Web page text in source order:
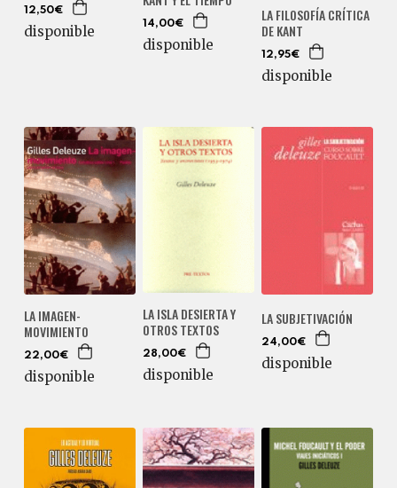
12,50€
disponible 14,00€
disponible
LA FILOSOFÍA CRÍTICA
DE KANT
12,95€
disponible
LA IMAGEN-
MOVIMIENTO
22,00€
disponible
LA ISLA DESIERTA Y
OTROS TEXTOS
28,00€
disponible
LA SUBJETIVACIÓN
24,00€
disponible